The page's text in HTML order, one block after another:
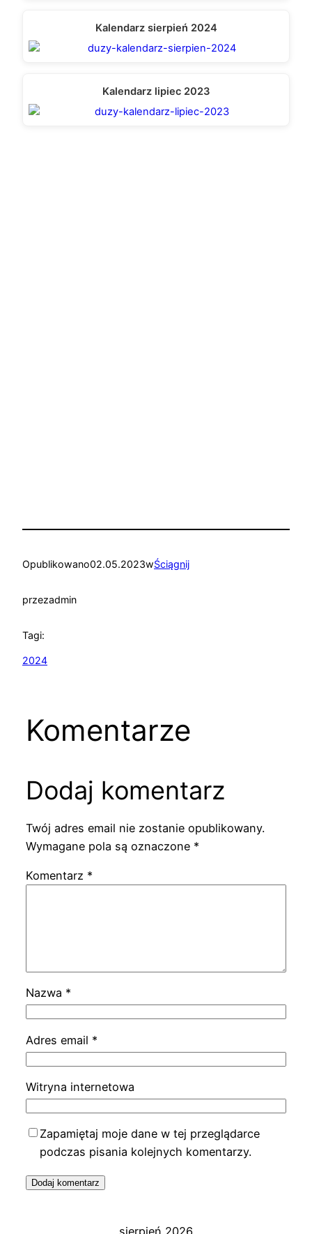
Kalendarz sierpień 2024
Kalendarz lipiec 2023
Opublikowano02.05.2023wŚciągnij
przezadmin
Tagi:
2024
Komentarze
Dodaj komentarz
Twój adres email nie zostanie opublikowany.
Wymagane pola są oznaczone *
Komentarz *
Nazwa *
Adres email *
Witryna internetowa
Zapamiętaj moje dane w tej przeglądarce
podczas pisania kolejnych komentarzy.
sierpień 2026